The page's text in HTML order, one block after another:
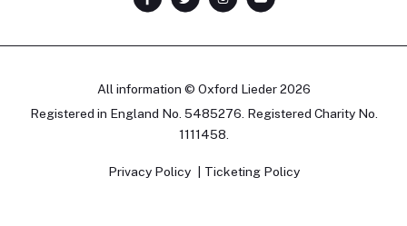
All information © Oxford Lieder 2026
Registered in England No. 5485276. Registered Charity No.
1111458.
Privacy Policy Ticketing Policy